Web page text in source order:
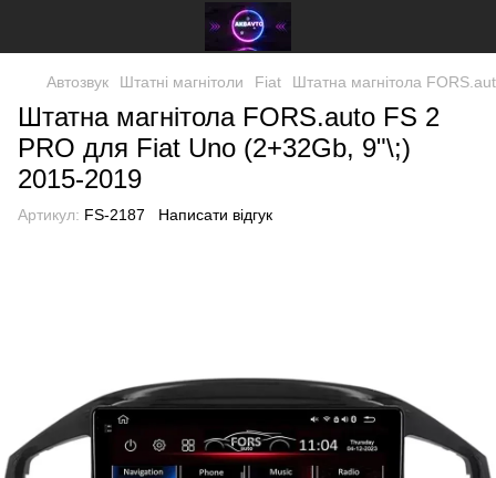
Автозвук Штатні магнітоли Fiat Штатна магнітола
Штатна магнітола FORS.auto FS 2
PRO для Fiat Uno (2+32Gb, 9"\;)
2015-2019
Артикул: FS-2187 Написати відгук